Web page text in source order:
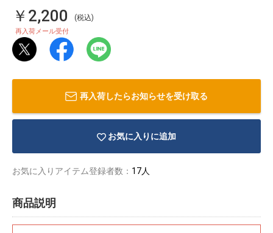
￥2,200 (税込)
再入荷メール受付
再入荷したらお知らせを受け取る
お気に入りに追加
お気に入りアイテム登録者数： 17人
商品説明